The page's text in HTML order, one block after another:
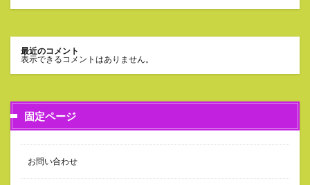
最近のコメント
表示できるコメントはありません。
固定ページ
お問い合わせ